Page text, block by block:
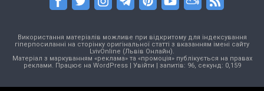
Використання матеріалів можливе при відкритому для індексування
гіперпосиланні на сторінку оригінальної статті з вказанням імені сайту
LvivOnline (Львів Онлайн).
Матеріал з маркуванням «реклама» та «промоція» публікується на правах
реклами. Працює на WordPress| Увійти | запитів: 96, секунд: 0,159